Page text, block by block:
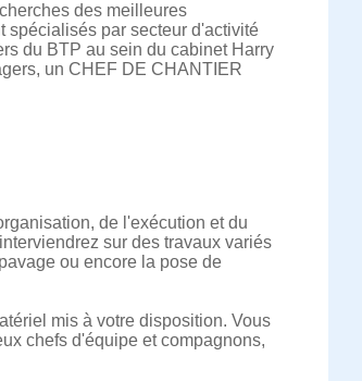
des meilleures
spécialisés par secteur d'activité
du BTP au sein du cabinet Harry
un CHEF DE CHANTIER
de l'exécution et du
sur des travaux variés
ou encore la pose de
mis à votre disposition. Vous
chefs d'équipe et compagnons,